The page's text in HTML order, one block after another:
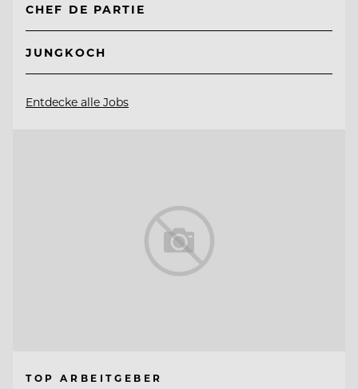
CHEF DE PARTIE
JUNGKOCH
Entdecke alle Jobs
TOP ARBEITGEBER